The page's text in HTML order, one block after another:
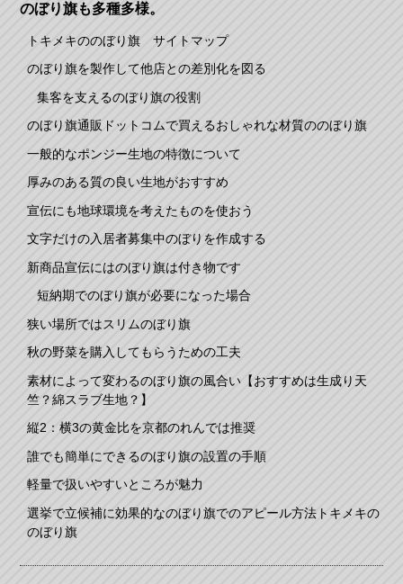
のぼり旗も多種多様。
トキメキののぼり旗 サイトマップ
のぼり旗を製作して他店との差別化を図る
集客を支えるのぼり旗の役割
のぼり旗通販ドットコムで買えるおしゃれな材質ののぼり旗
一般的なポンジー生地の特徴について
厚みのある質の良い生地がおすすめ
宣伝にも地球環境を考えたものを使おう
文字だけの入居者募集中のぼりを作成する
新商品宣伝にはのぼり旗は付き物です
短納期でのぼり旗が必要になった場合
狭い場所ではスリムのぼり旗
秋の野菜を購入してもらうための工夫
素材によって変わるのぼり旗の風合い【おすすめは生成り天
竺？綿スラブ生地？】
縦2：横3の黄金比を京都のれんでは推奨
誰でも簡単にできるのぼり旗の設置の手順
軽量で扱いやすいところが魅力
選挙で立候補に効果的なのぼり旗でのアピール方法トキメキの
のぼり旗